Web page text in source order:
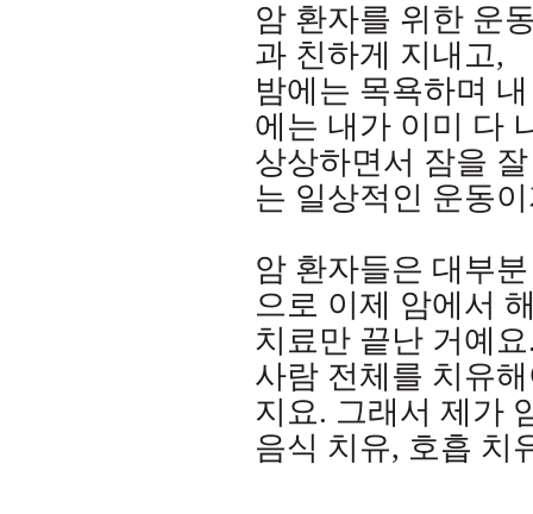
암 환자를 위한 운
과 친하게 지내고,
밤에는 목욕하며
에는 내가 이미 다
상상하면서 잠을
는 일상적인 운동
암 환자들은 대부
으로 이제 암에서
치료만 끝난 거예요
사람 전체를 치유
지요. 그래서 제가
음식 치유, 호흡 치